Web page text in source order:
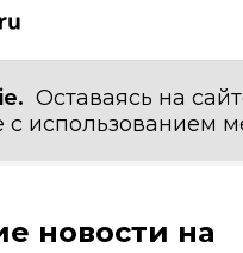
Оставаясь на
использованием
новости на